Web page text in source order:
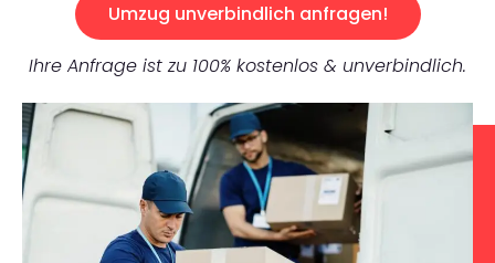
Umzug unverbindlich anfragen!
Ihre Anfrage ist zu 100% kostenlos & unverbindlich.